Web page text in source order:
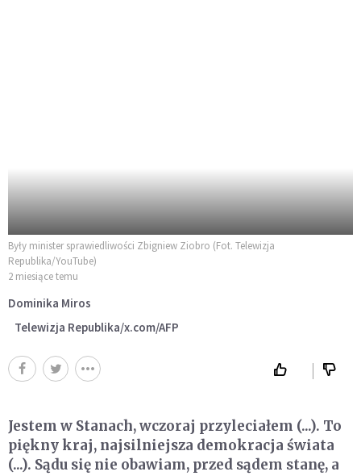
Były minister sprawiedliwości Zbigniew Ziobro (Fot. Telewizja
Republika/YouTube)
2 miesiące temu
Dominika Miros
Telewizja Republika/x.com/AFP
Jestem w Stanach, wczoraj przyleciałem (...). To
piękny kraj, najsilniejsza demokracja świata
(...). Sądu się nie obawiam, przed sądem stanę, a